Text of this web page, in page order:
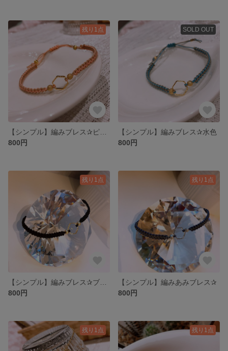
残り1点
800円
SOLD OUT
【シンプル】編みブレス✰水色
800円
残り1点
800円
残り1点
【シンプル】編みあみブレス✰
800円
残り1点 残り1点